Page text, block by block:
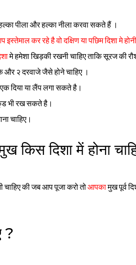
पीला और हल्का नीला करवा सकते हैं ।
कर रहे है वो दक्षिण या पछिम दिशा मे होनी
मे हमेशा खिड़की रखनी चाहिए ताकि सूरज की
२ दरवाजे जैसे होने चाहिए ।
दिया या लैंप लगा सकते है।
भी रख सकते है।
चाहिए।
किस दिशा में होना
चाहिए की जब आप पूजा करो तोआपकामुख पूर्व
?